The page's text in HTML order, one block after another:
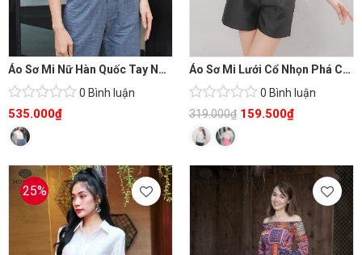
Áo Sơ Mi Nữ Hàn Quốc Tay Ngắn
0 Bình luận
535.000₫
Áo Sơ Mi Lưới Cổ Nhọn Phá Cách
0 Bình luận
319.000₫ 159.500₫
25%